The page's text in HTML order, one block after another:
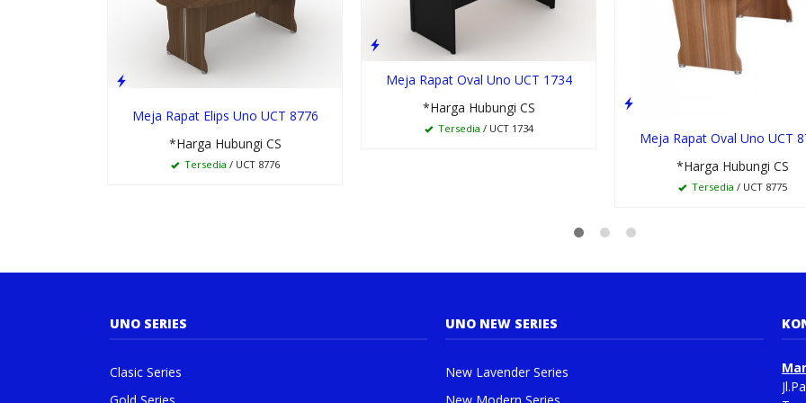
Meja Rapat Elips Uno UCT 8776
*Harga Hubungi CS
Tersedia / UCT 8776
Meja Rapat Oval Uno UCT 1734
*Harga Hubungi CS
Tersedia / UCT 1734
Meja Rapat Oval Uno UCT
*Harga Hubungi CS
Tersedia / UCT 8775
UNO SERIES
Clasic Series
UNO NEW SERIES
New Lavender Series